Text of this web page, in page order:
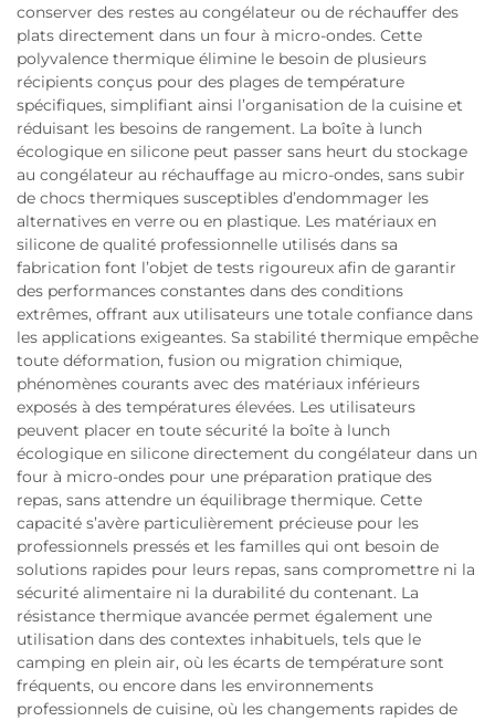
conserver des restes au congélateur ou de réchauffer des
plats directement dans un four à micro-ondes. Cette
polyvalence thermique élimine le besoin de plusieurs
récipients conçus pour des plages de température
spécifiques, simplifiant ainsi l’organisation de la cuisine et
réduisant les besoins de rangement. La boîte à lunch
écologique en silicone peut passer sans heurt du stockage
au congélateur au réchauffage au micro-ondes, sans subir
de chocs thermiques susceptibles d’endommager les
alternatives en verre ou en plastique. Les matériaux en
silicone de qualité professionnelle utilisés dans sa
fabrication font l’objet de tests rigoureux afin de garantir
des performances constantes dans des conditions
extrêmes, offrant aux utilisateurs une totale confiance dans
les applications exigeantes. Sa stabilité thermique empêche
toute déformation, fusion ou migration chimique,
phénomènes courants avec des matériaux inférieurs
exposés à des températures élevées. Les utilisateurs
peuvent placer en toute sécurité la boîte à lunch
écologique en silicone directement du congélateur dans un
four à micro-ondes pour une préparation pratique des
repas, sans attendre un équilibrage thermique. Cette
capacité s’avère particulièrement précieuse pour les
professionnels pressés et les familles qui ont besoin de
solutions rapides pour leurs repas, sans compromettre ni la
sécurité alimentaire ni la durabilité du contenant. La
résistance thermique avancée permet également une
utilisation dans des contextes inhabituels, tels que le
camping en plein air, où les écarts de température sont
fréquents, ou encore dans les environnements
professionnels de cuisine, où les changements rapides de